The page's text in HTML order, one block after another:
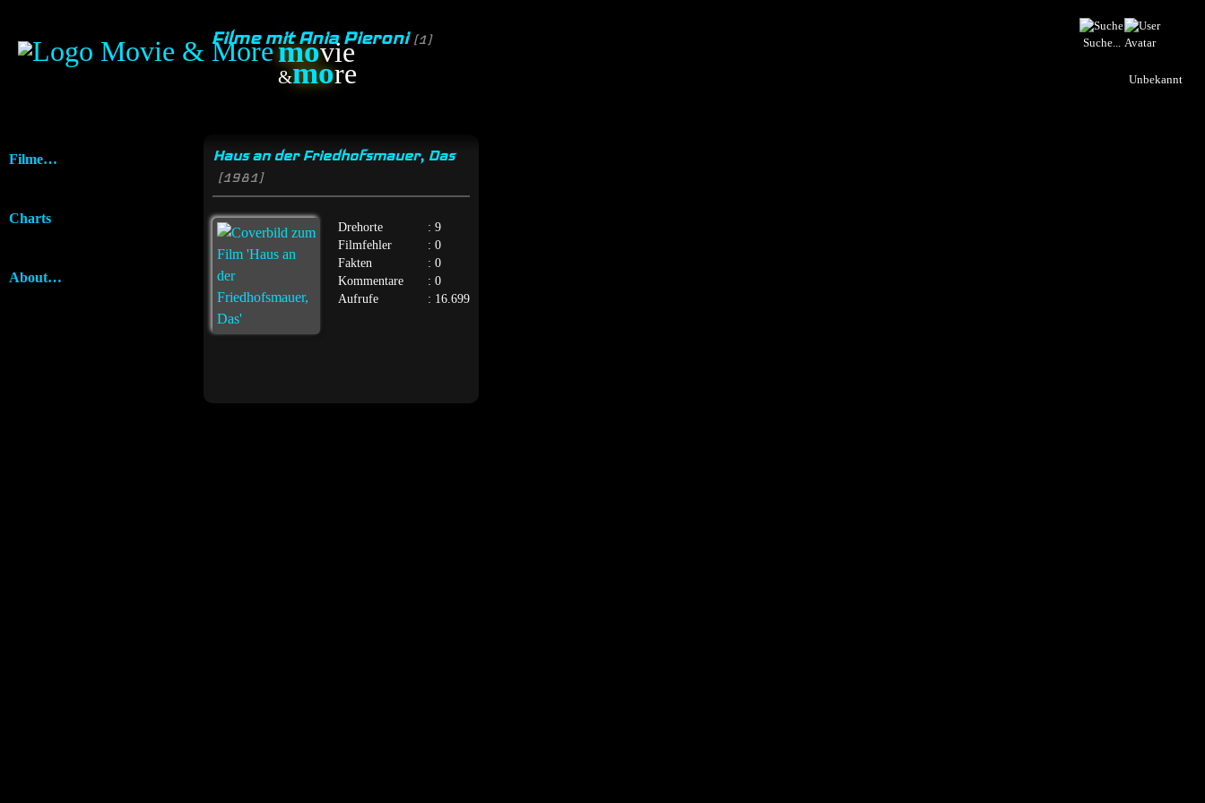
movie
&more
Suche...
Unbekannt
Filme mit Ania Pieroni (1)
Filme…
Charts
About…
Haus an der Friedhofsmauer, Das
[1981]
Drehorte
: 9
Filmfehler
: 0
Fakten
: 0
Kommentare
: 0
Aufrufe
: 16.699